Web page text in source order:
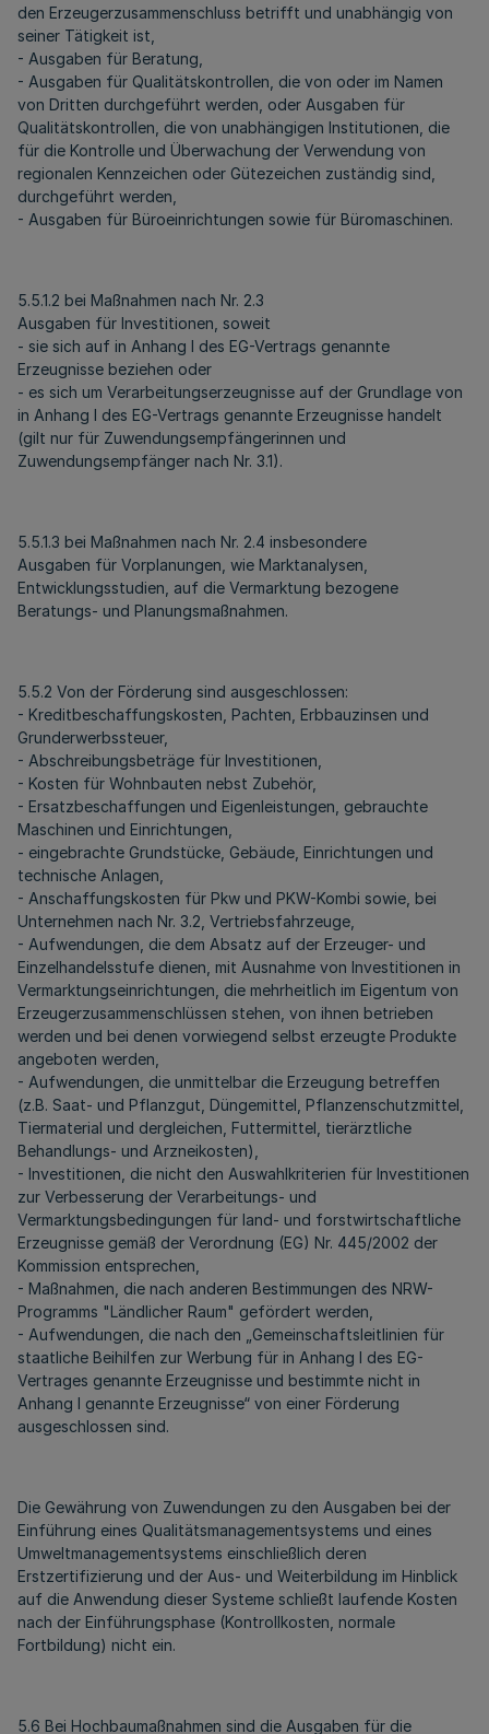
den Erzeugerzusammenschluss betrifft und unabhängig von
seiner Tätigkeit ist,
- Ausgaben für Beratung,
- Ausgaben für Qualitätskontrollen, die von oder im Namen
von Dritten durchgeführt werden, oder Ausgaben für
Qualitätskontrollen, die von unabhängigen Institutionen, die
für die Kontrolle und Überwachung der Verwendung von
regionalen Kennzeichen oder Gütezeichen zuständig sind,
durchgeführt werden,
- Ausgaben für Büroeinrichtungen sowie für Büromaschinen.
5.5.1.2 bei Maßnahmen nach Nr. 2.3
Ausgaben für Investitionen, soweit
- sie sich auf in Anhang I des EG-Vertrags genannte
Erzeugnisse beziehen oder
- es sich um Verarbeitungserzeugnisse auf der Grundlage von
in Anhang I des EG-Vertrags genannte Erzeugnisse handelt
(gilt nur für Zuwendungsempfängerinnen und
Zuwendungsempfänger nach Nr. 3.1).
5.5.1.3 bei Maßnahmen nach Nr. 2.4 insbesondere
Ausgaben für Vorplanungen, wie Marktanalysen,
Entwicklungsstudien, auf die Vermarktung bezogene
Beratungs- und Planungsmaßnahmen.
5.5.2 Von der Förderung sind ausgeschlossen:
- Kreditbeschaffungskosten, Pachten, Erbbauzinsen und
Grunderwerbssteuer,
- Abschreibungsbeträge für Investitionen,
- Kosten für Wohnbauten nebst Zubehör,
- Ersatzbeschaffungen und Eigenleistungen, gebrauchte
Maschinen und Einrichtungen,
- eingebrachte Grundstücke, Gebäude, Einrichtungen und
technische Anlagen,
- Anschaffungskosten für Pkw und PKW-Kombi sowie, bei
Unternehmen nach Nr. 3.2, Vertriebsfahrzeuge,
- Aufwendungen, die dem Absatz auf der Erzeuger- und
Einzelhandelsstufe dienen, mit Ausnahme von Investitionen in
Vermarktungseinrichtungen, die mehrheitlich im Eigentum von
Erzeugerzusammenschlüssen stehen, von ihnen betrieben
werden und bei denen vorwiegend selbst erzeugte Produkte
angeboten werden,
- Aufwendungen, die unmittelbar die Erzeugung betreffen
(z.B. Saat- und Pflanzgut, Düngemittel, Pflanzenschutzmittel,
Tiermaterial und dergleichen, Futtermittel, tierärztliche
Behandlungs- und Arzneikosten),
- Investitionen, die nicht den Auswahlkriterien für Investitionen
zur Verbesserung der Verarbeitungs- und
Vermarktungsbedingungen für land- und forstwirtschaftliche
Erzeugnisse gemäß der Verordnung (EG) Nr. 445/2002 der
Kommission entsprechen,
- Maßnahmen, die nach anderen Bestimmungen des NRW-
Programms "Ländlicher Raum" gefördert werden,
- Aufwendungen, die nach den „Gemeinschaftsleitlinien für
staatliche Beihilfen zur Werbung für in Anhang I des EG-
Vertrages genannte Erzeugnisse und bestimmte nicht in
Anhang I genannte Erzeugnisse“ von einer Förderung
ausgeschlossen sind.
Die Gewährung von Zuwendungen zu den Ausgaben bei der
Einführung eines Qualitätsmanagementsystems und eines
Umweltmanagementsystems einschließlich deren
Erstzertifizierung und der Aus- und Weiterbildung im Hinblick
auf die Anwendung dieser Systeme schließt laufende Kosten
nach der Einführungsphase (Kontrollkosten, normale
Fortbildung) nicht ein.
5.6 Bei Hochbaumaßnahmen sind die Ausgaben für die